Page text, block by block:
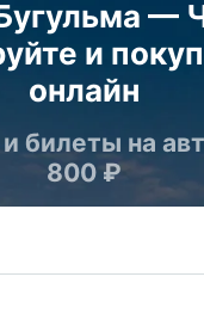
—
и
онлайн
билеты на
800 ₽